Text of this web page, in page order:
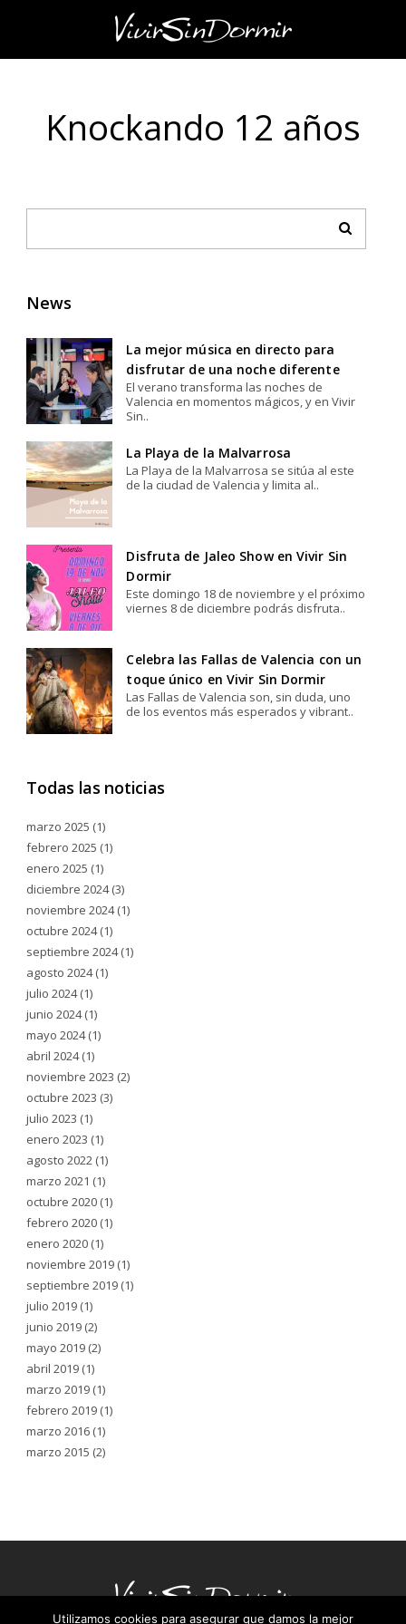
Knockando 12 años
News
La mejor música en directo para
disfrutar de una noche diferente
El verano transforma las noches de
Valencia en momentos mágicos, y en Vivir
Sin..
La Playa de la Malvarrosa
La Playa de la Malvarrosa se sitúa al este
de la ciudad de Valencia y limita al..
Disfruta de Jaleo Show en Vivir Sin
Dormir
Este domingo 18 de noviembre y el próximo
viernes 8 de diciembre podrás disfruta..
Celebra las Fallas de Valencia con un
toque único en Vivir Sin Dormir
Las Fallas de Valencia son, sin duda, uno
de los eventos más esperados y vibrant..
Todas las noticias
marzo 2025 (1)
febrero 2025 (1)
enero 2025 (1)
diciembre 2024(3)
noviembre 2024(1)
octubre 2024(1)
septiembre 2024(1)
agosto 2024(1)
julio 2024(1)
junio 2024(1)
mayo 2024(1)
abril 2024(1)
noviembre 2023 (2)
octubre 2023 (3)
julio 2023 (1)
enero 2023 (1)
agosto 2022 (1)
marzo 2021 (1)
octubre 2020 (1)
febrero 2020 (1)
enero 2020 (1)
noviembre 2019 (1)
septiembre 2019 (1)
julio 2019 (1)
junio 2019 (2)
mayo 2019 (2)
abril 2019 (1)
marzo 2019 (1)
febrero 2019 (1)
marzo 2016 (1)
marzo 2015 (2)
Utilizamos cookies para asegurar que damos la mejor